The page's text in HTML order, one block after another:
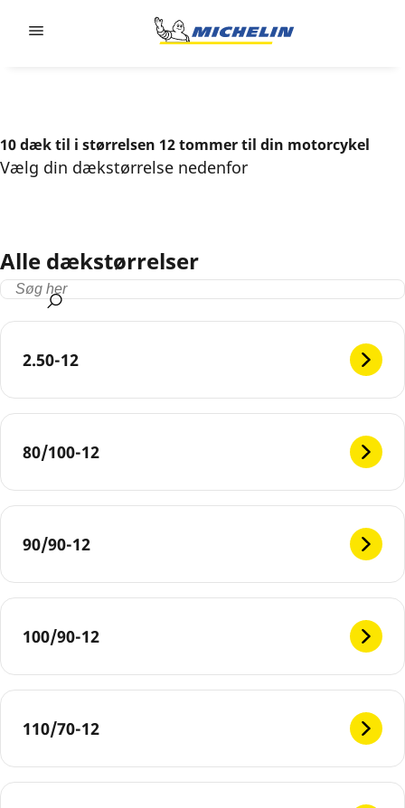
10 dæk til i størrelsen 12 tommer til din motorcykel
Vælg din dækstørrelse nedenfor
Alle dækstørrelser
2.50-12
80/100-12
90/90-12
100/90-12
110/70-12